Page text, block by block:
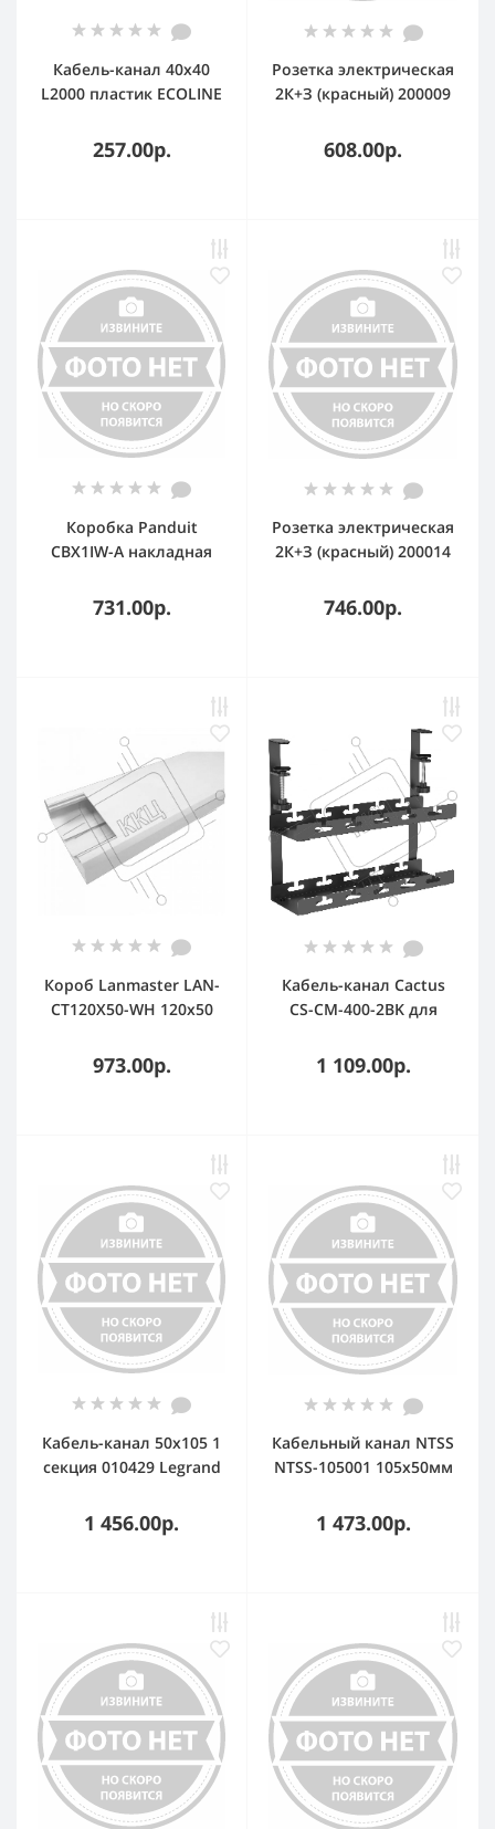
Кабель-канал 40х40
L2000 пластик ECOLINE
K01-024
257.00р.
Розетка электрическая
2К+З (красный) 200009
608.00р.
Коробка Panduit
CBX1IW-A накладная
731.00р.
Розетка электрическая
2К+З (красный) 200014
746.00р.
Короб Lanmaster LAN-
CT120X50-WH 120x50
шт)
973.00р.
Кабель-канал Cactus
CS-CM-400-2BK для
черный
1 109.00р.
Кабель-канал 50x105 1
секция 010429 Legrand
белый (L = 2 метра,
цена за 1 метр)
1 456.00р.
Кабельный канал NTSS
NTSS-105001 105x50мм
1 473.00р.